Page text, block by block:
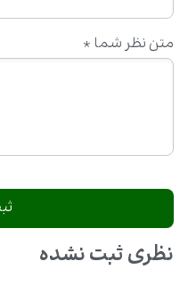
متن نظر شما *
نظری ثبت نشده